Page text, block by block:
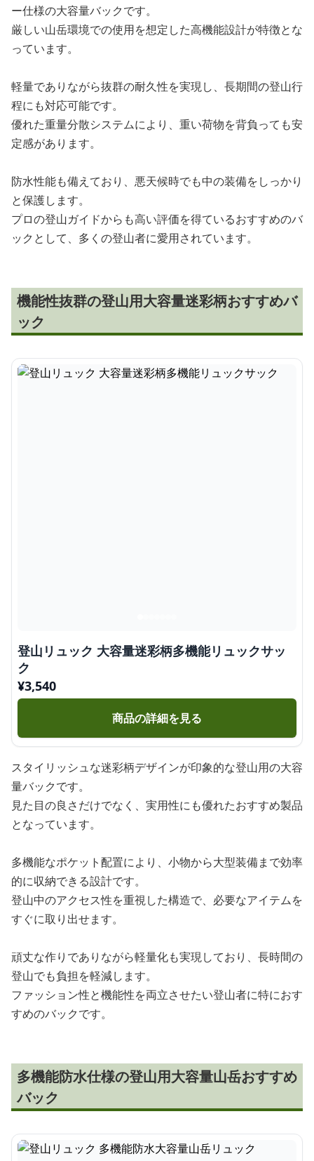
ー仕様の大容量バックです。
厳しい山岳環境での使用を想定した高機能設計が特徴とな
っています。
軽量でありながら抜群の耐久性を実現し、長期間の登山行
程にも対応可能です。
優れた重量分散システムにより、重い荷物を背負っても安
定感があります。
防水性能も備えており、悪天候時でも中の装備をしっかり
と保護します。
プロの登山ガイドからも高い評価を得ているおすすめのバ
ックとして、多くの登山者に愛用されています。
機能性抜群の登山用大容量迷彩柄おすすめバ
ック
登山リュック 大容量迷彩柄多機能リュックサッ
ク
¥3,540
商品の詳細を見る
スタイリッシュな迷彩柄デザインが印象的な登山用の大容
量バックです。
見た目の良さだけでなく、実用性にも優れたおすすめ製品
となっています。
多機能なポケット配置により、小物から大型装備まで効率
的に収納できる設計です。
登山中のアクセス性を重視した構造で、必要なアイテムを
すぐに取り出せます。
頑丈な作りでありながら軽量化も実現しており、長時間の
登山でも負担を軽減します。
ファッション性と機能性を両立させたい登山者に特におす
すめのバックです。
多機能防水仕様の登山用大容量山岳おすすめ
バック